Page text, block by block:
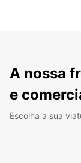
A nossa
e
Escolha a sua